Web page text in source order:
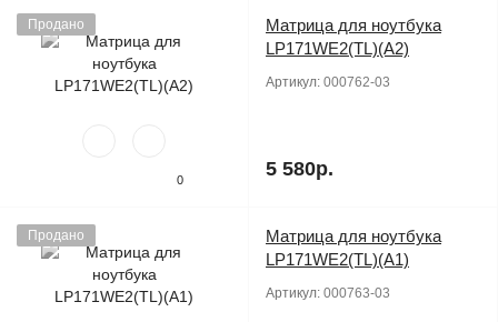
Продано
0
Матрица для ноутбука
LP171WE2(TL)(A2)
Артикул: 000762-03
5 580р.
Продано
Матрица для ноутбука
LP171WE2(TL)(A1)
Артикул: 000763-03